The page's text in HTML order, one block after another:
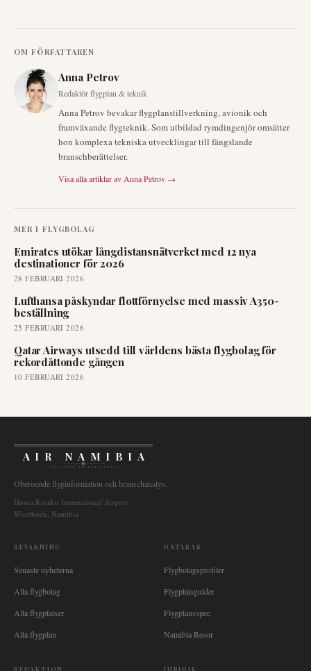
OM FÖRFATTAREN
Anna Petrov
Redaktör flygplan & teknik
Anna Petrov bevakar flygplanstillverkning, avionik och
framväxande flygteknik. Som utbildad rymdingenjör omsätter
hon komplexa tekniska utvecklingar till fängslande
branschberättelser.
Visa alla artiklar av Anna Petrov →
MER I FLYGBOLAG
Emirates utökar långdistansnätverket med 12 nya
destinationer för 2026
28 FEBRUARI 2026
Lufthansa påskyndar flottförnyelse med massiv A350-
beställning
25 FEBRUARI 2026
Qatar Airways utsedd till världens bästa flygbolag för
rekordåttonde gången
10 FEBRUARI 2026
AIR NAMIBIA
AVIATION INTELLIGENCE
Oberoende flyginformation och branschanalys.
Hosea Kutako International Airport
Windhoek, Namibia
BEVAKNING
Senaste nyheterna
Alla flygbolag
Alla flygplatser
Alla flygplan
DATABAS
Flygbolagsprofiler
Flygplatsguider
Flygplansspec
Namibia Resor
REDAKTION JURIDIK